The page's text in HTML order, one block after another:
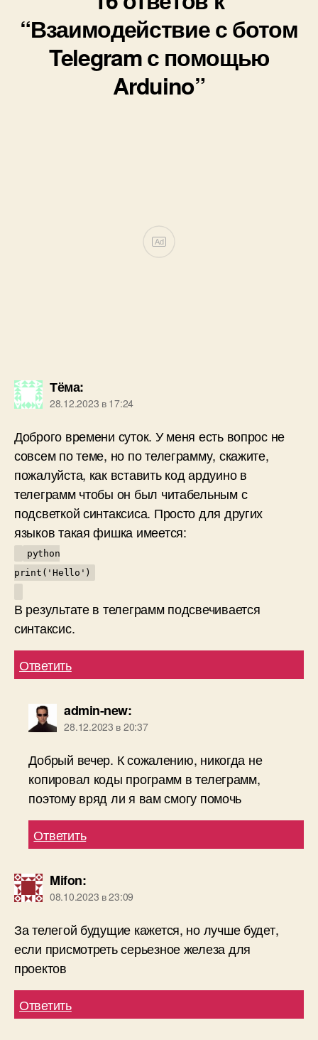
“Взаимодействие с ботом
Telegram с помощью
Arduino”
Ad
Тёма:
28.12.2023 в 17:24
Доброго времени суток. У меня есть вопрос не
совсем по теме, но по телеграмму, скажите,
пожалуйста, как вставить код ардуино в
телеграмм чтобы он был читабельным с
подсветкой синтаксиса. Просто для других
языков такая фишка имеется:
python
print('Hello')
В результате в телеграмм подсвечивается
синтаксис.
Ответить
admin-new:
28.12.2023 в 20:37
Добрый вечер. К сожалению, никогда не
копировал коды программ в телеграмм,
поэтому вряд ли я вам смогу помочь
Ответить
Mifon:
08.10.2023 в 23:09
За телегой будущие кажется, но лучше будет,
если присмотреть серьезное железа для
проектов
Ответить